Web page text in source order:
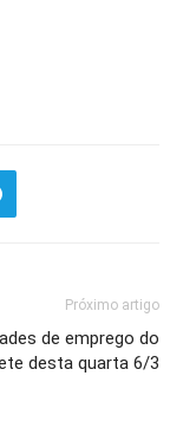
Próximo artigo
de emprego do
desta quarta 6/3